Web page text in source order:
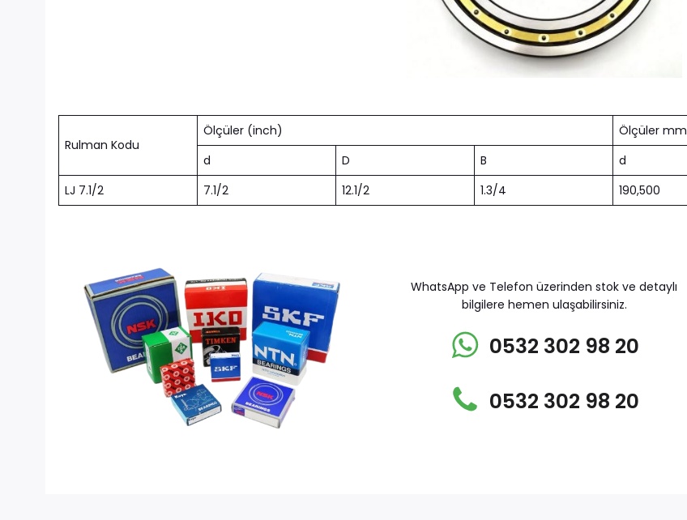
Rulman Kodu
Ölçüler (inch)
Ölçüler mm
d
D B d
LJ 7.1/2
7.1/2 12.1/2 1.3/4 190,500
WhatsApp ve Telefon üzerinden stok ve detaylı
bilgilere hemen ulaşabilirsiniz.
0532 302 98 20
0532 302 98 20